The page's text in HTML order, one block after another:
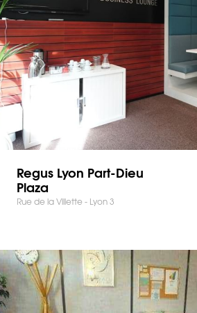
Regus Lyon Part-Dieu
Plaza
Rue de la Villette - Lyon 3